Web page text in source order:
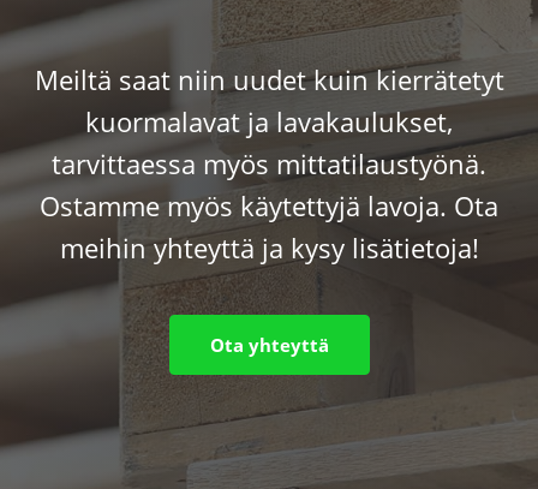
Meiltä saat niin uudet kuin kierrätetyt
kuormalavat ja lavakaulukset,
tarvittaessa myös mittatilaustyönä.
Ostamme myös käytettyjä lavoja. Ota
meihin yhteyttä ja kysy lisätietoja!
Ota yhteyttä